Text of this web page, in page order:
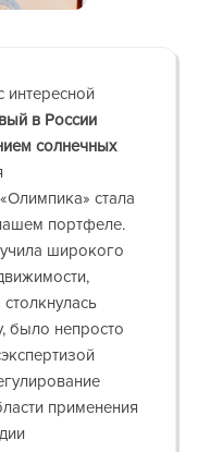
в России
солнечных
стала
портфеле.
широкого
было непросто
применения